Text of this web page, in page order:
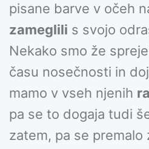
pisane barve v očeh
zameglili s svojo
Nekako smo že
času nosečnosti in
mamo v vseh njenih
pa se to dogaja tudi
zatem, pa se premalo